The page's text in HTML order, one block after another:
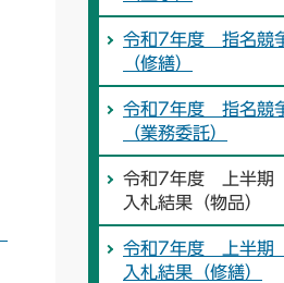
令和7年度 指名競
（修繕）
令和7年度 指名競
（業務委託）
令和7年度 上半期
入札結果（物品）
令和7年度 上半期
入札結果（修繕）